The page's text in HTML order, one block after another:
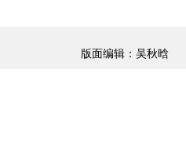
版面编辑：吴秋晗